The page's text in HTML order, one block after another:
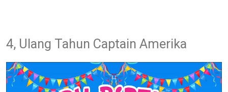
4, Ulang Tahun Captain Amerika